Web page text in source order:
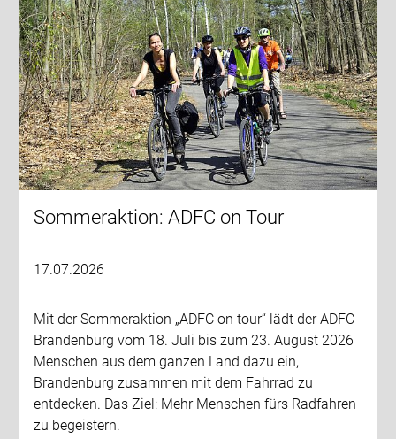
Sommeraktion: ADFC on Tour
17.07.2026
Mit der Sommeraktion „ADFC on tour“ lädt der ADFC
Brandenburg vom 18. Juli bis zum 23. August 2026
Menschen aus dem ganzen Land dazu ein,
Brandenburg zusammen mit dem Fahrrad zu
entdecken. Das Ziel: Mehr Menschen fürs Radfahren
zu begeistern.